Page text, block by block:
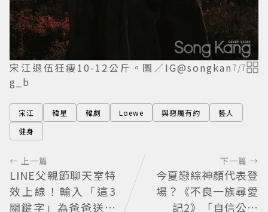
宋江退伍狂瘦10-12公斤。圖／IG@songkan
g_b
7/7
宋江 韓星 韓劇 Loewe 與惡魔有約
藝人
健身
← 上一篇
LINE父親節聊天室特
效上線！輸入「這3
關鍵字」為爸爸送上
下一篇 →
今夏戀綜神顏代表登
場？《不良一族尋愛
記2》「自信公關